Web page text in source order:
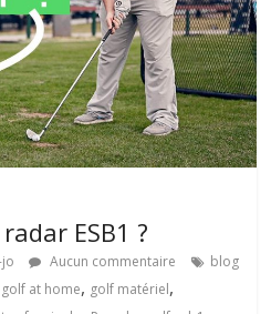
ESB1 ?
Aucun commentaire
blog
golf at home, golf matériel,